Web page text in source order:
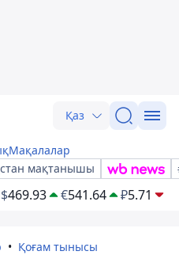
Қаз
Мақалалар
мақтанышы
$469.93 €541.64 ₽5.71
Қоғам тынысы